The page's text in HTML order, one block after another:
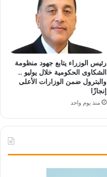
رئيس الوزراء يتابع جهود منظومة
الشكاوى الحكومية خلال يوليو ..
والبترول ضمن الوزارات الأعلى
إنجازًا
منذ يوم واحد